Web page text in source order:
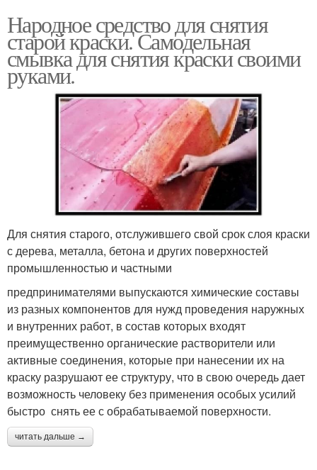
Народное средство для снятия
старой краски. Самодельная
смывка для снятия краски своими
руками.
Для снятия старого, отслужившего свой срок слоя краски
с дерева, металла, бетона и других поверхностей
промышленностью и частными
предпринимателями выпускаются химические составы
из разных компонентов для нужд проведения наружных
и внутренних работ, в состав которых входят
преимущественно органические растворители или
активные соединения, которые при нанесении их на
краску разрушают ее структуру, что в свою очередь дает
возможность человеку без применения особых усилий
быстро снять ее с обрабатываемой поверхности.
читать дальше →